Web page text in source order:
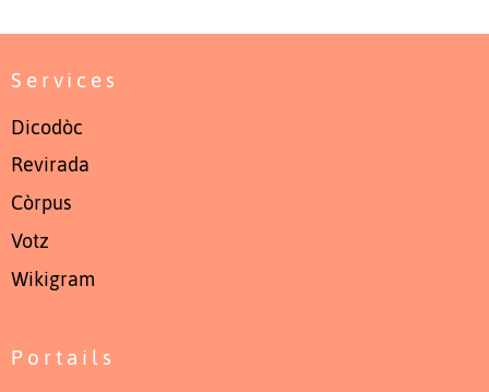
Services
Dicodòc
Revirada
Còrpus
Votz
Wikigram
Portails